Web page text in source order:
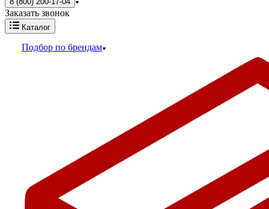
Заказать звонок
Каталог
Подбор по брендам